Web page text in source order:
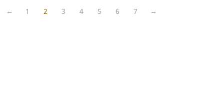
← 1 2 3 4 5 6 7 →